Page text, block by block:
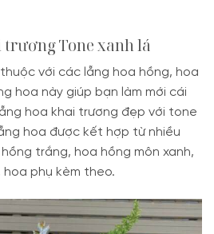
Tone xanh lá
với các lẵng hoa hồng, hoa
hoa này giúp bạn làm mới cái
hoa khai trương đẹp với tone
hoa được kết hợp từ nhiều
trắng, hoa hồng môn xanh,
hoa phụ kèm theo.